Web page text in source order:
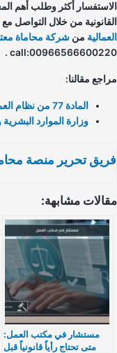
أكثر وطلب أهم
من خلال التواصل مع
منشركة محاماة
مقالنا:
المادة 77 من نظام العمل في السعودية.
وزارة الموارد البشرية
تحرير منصة
مشابهة:
مستشار في مكتب العمل:
متى تحتاج رأياً قانونياً قبل